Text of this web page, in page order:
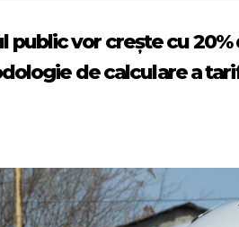
vor crește cu 20%
de calculare a